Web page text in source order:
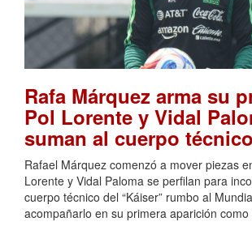
Rafa Márquez arma su
Pol Lorente y Vidal
suman al cuerpo técnico
Rafael Márquez comenzó a mover piezas
Lorente y Vidal Paloma se perfilan para
cuerpo técnico del “Káiser” rumbo al
acompañarlo en su primera aparición como